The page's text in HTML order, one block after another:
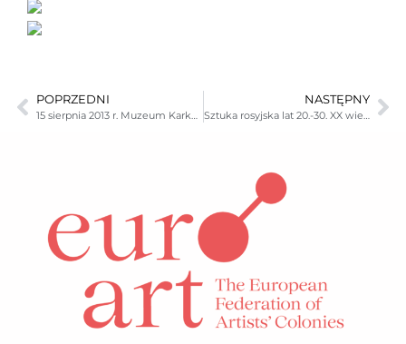
POPRZEDNI
15 sierpnia 2013 r. Muzeum Karkonoskie w Jeleniej Górze oraz Oddziały będą czynne dla zwiedzających jak w dni powszednie.
NASTĘPNY
Sztuka rosyjska lat 20.-30. XX wieku. Rysunki, akwarela, gwasze i porcelana propagandowa